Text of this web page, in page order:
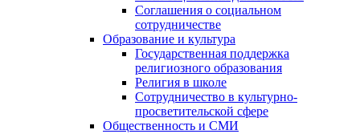
Соглашения о социальном
сотрудничестве
Образование и культура
Государственная поддержка
религиозного образования
Религия в школе
Сотрудничество в культурно-
просветительской сфере
Общественность и СМИ